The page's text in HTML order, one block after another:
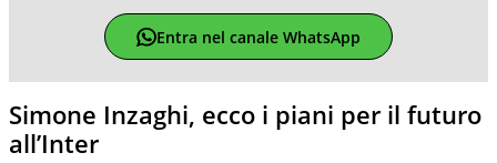
Entra nel canale WhatsApp
Simone Inzaghi, ecco i piani per il futuro
all’Inter